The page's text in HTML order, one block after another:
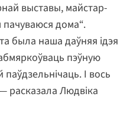
выставы, майстар-
пачуваюся дома“.
была наша даўняя ідэя
пэўную
І вось
расказала Людвіка